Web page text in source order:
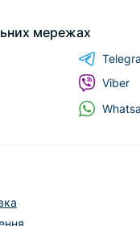
мережах
Viber